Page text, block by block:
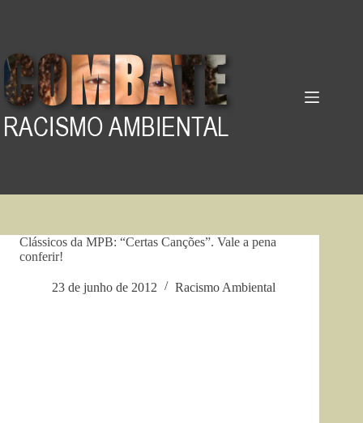
Clássicos da MPB: “Certas Canções”. Vale a pena
conferir!
23 de junho de 2012 Racismo Ambiental